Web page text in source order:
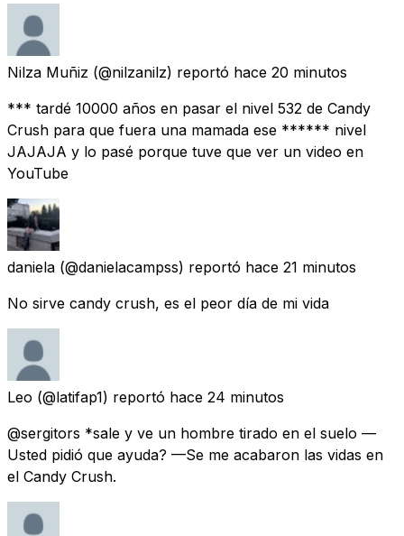
Nilza Muñiz (@nilzanilz) reportó hace 20 minutos
*** tardé 10000 años en pasar el nivel 532 de Candy
Crush para que fuera una mamada ese ****** nivel
JAJAJA y lo pasé porque tuve que ver un video en
YouTube
daniela (@danielacampss) reportó hace 21 minutos
No sirve candy crush, es el peor día de mi vida
Leo (@latifap1) reportó hace 24 minutos
@sergitors *sale y ve un hombre tirado en el suelo —
Usted pidió que ayuda? —Se me acabaron las vidas en
el Candy Crush.